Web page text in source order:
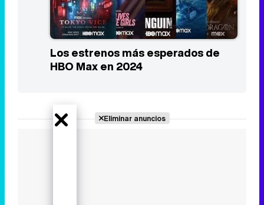
Los estrenos más esperados de
HBO Max en 2024
Eliminar anuncios